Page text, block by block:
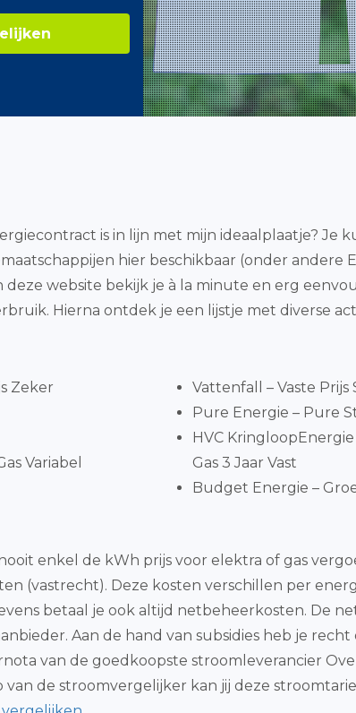
is in lijn met mijn ideaalplaatje? Je
hier beschikbaar (onder andere
deze website bekijk je à la minute en erg
Hierna ontdek je een lijstje met diverse
Zeker
Variabel
Vattenfall – Vaste Prijs
Pure Energie – Pure
HVC
Gas 3 Jaar Vast
Budget Energie –
enkel de kWh prijs voor elektra of gas
(vastrecht). Deze kosten verschillen per
betaal je ook altijd netbeheerkosten. De
Aan de hand van subsidies heb je
van de goedkoopste stroomleverancier
de stroomvergelijker kan jij deze